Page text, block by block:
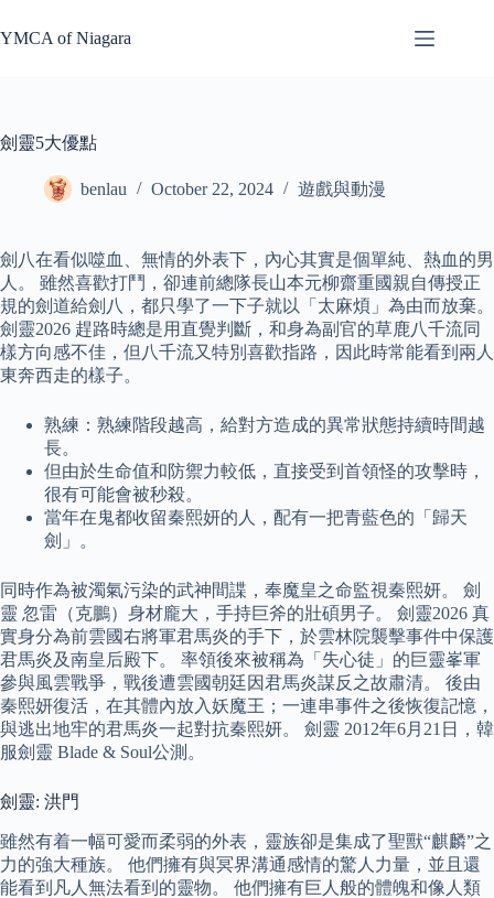
to
content
YMCA of Niagara
劍靈5大優點
benlau October 22, 2024 遊戲與動漫
劍八在看似噬血、無情的外表下，內心其實是個單純、熱血的男
人。 雖然喜歡打鬥，卻連前總隊長山本元柳齋重國親自傳授正
規的劍道給劍八，都只學了一下子就以「太麻煩」為由而放棄。
劍靈2026 趕路時總是用直覺判斷，和身為副官的草鹿八千流同
樣方向感不佳，但八千流又特別喜歡指路，因此時常能看到兩人
東奔西走的樣子。
熟練：熟練階段越高，給對方造成的異常狀態持續時間越
長。
但由於生命值和防禦力較低，直接受到首領怪的攻擊時，
很有可能會被秒殺。
當年在鬼都收留秦熙妍的人，配有一把青藍色的「歸天
劍」。
同時作為被濁氣污染的武神間諜，奉魔皇之命監視秦熙妍。 劍
靈 忽雷（克鵬）身材龐大，手持巨斧的壯碩男子。 劍靈2026 真
實身分為前雲國右將軍君馬炎的手下，於雲林院襲擊事件中保護
君馬炎及南皇后殿下。 率領後來被稱為「失心徒」的巨靈峯軍
參與風雲戰爭，戰後遭雲國朝廷因君馬炎謀反之故肅清。 後由
秦熙妍復活，在其體內放入妖魔王；一連串事件之後恢復記憶，
與逃出地牢的君馬炎一起對抗秦熙妍。 劍靈 2012年6月21日，韓
服劍靈 Blade & Soul公測。
劍靈: 洪門
雖然有着一幅可愛而柔弱的外表，靈族卻是集成了聖獸“麒麟”之
力的強大種族。 他們擁有與冥界溝通感情的驚人力量，並且還
能看到凡人無法看到的靈物。 他們擁有巨人般的體魄和像人類